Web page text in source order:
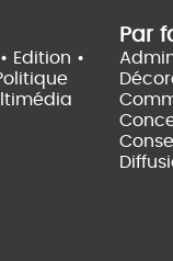
Edition •
Par